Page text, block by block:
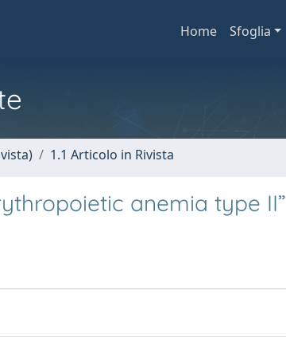
Home Sfoglia
1.1 Articolo in Rivista
anemia type II”